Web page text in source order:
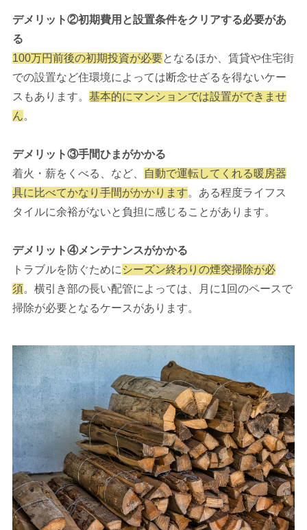
デメリット②初期費用と設置条件をクリアする必要があ
る
100万円前後の初期投資が必要となるほか、賃貸や住宅街
での設置など住環境によっては断念せざるを得ないケー
スもあります。 基本的にマンションでは設置ができませ
ん。
デメリット③手間ひまがかかる
着火・薪をくべる、など、
自動で運転してくれる暖房器
具に比べてかなり手間がかかります。ある程度ライフス
タイルに余裕がないと負担に感じることがあります。
デメリット④メンテナンスがかかる
トラブルを防ぐために シーズン終わりの煙突掃除が必
須。横引き部の長い配管によっては、月に1回のペースで
掃除が必要となるケースがあります。